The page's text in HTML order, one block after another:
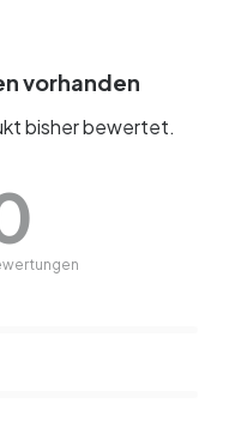
vorhanden
bisher bewertet.